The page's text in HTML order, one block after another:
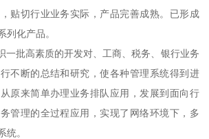
贴切行业业务实际，产品完善成熟。已形成
列化产品。
批高素质的开发对、工商、税务、银行业务
不断的总结和研究，使各种管理系统得到进
原来简单办理业务排队应用，发展到面向行
管理的全过程应用，实现了网络环境下，多
统。